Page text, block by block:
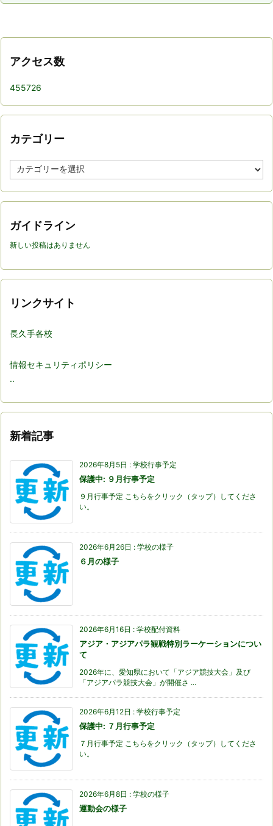
アクセス数
455726
カテゴリー
テ
リ
ガイドライン
新しい投稿はありません
リンクサイト
長久手各校
情報セキュリティポリシー
..
新着記事
2026年8月5日 : 学校行事予定
保護中: ９月行事予定
９月行事予定 こちらをクリック（タップ）してくださ
い。
2026年6月26日 : 学校の様子
６月の様子
2026年6月16日 : 学校配付資料
アジア・アジアパラ観戦特別ラーケーションについ
て
2026年に、愛知県において「アジア競技大会」及び
「アジアパラ競技大会」が開催さ ...
2026年6月12日 : 学校行事予定
保護中: ７月行事予定
７月行事予定 こちらをクリック（タップ）してくださ
い。
2026年6月8日 : 学校の様子
運動会の様子